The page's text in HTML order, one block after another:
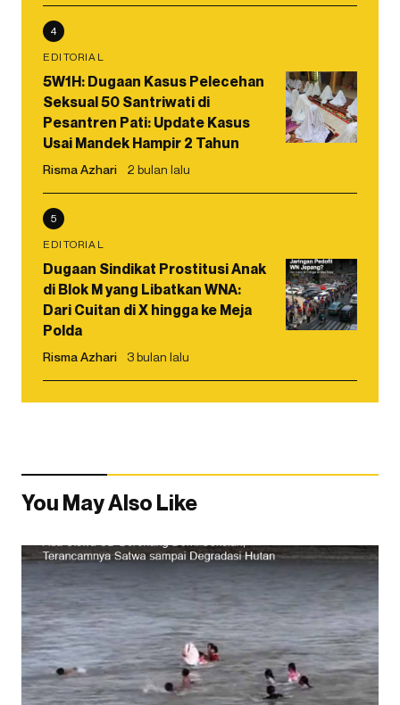
4
EDITORIAL
5W1H: Dugaan Kasus Pelecehan
Seksual 50 Santriwati di
Pesantren Pati: Update Kasus
Usai Mandek Hampir 2 Tahun
Risma Azhari 2 bulan lalu
5
EDITORIAL
Dugaan Sindikat Prostitusi Anak
di Blok M yang Libatkan WNA:
Dari Cuitan di X hingga ke Meja
Polda
Risma Azhari 3 bulan lalu
You May Also Like